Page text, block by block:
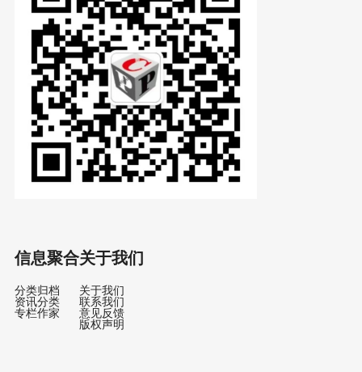
信息聚合
分类归档
资讯分类
专栏作家
关于我们
关于我们
联系我们
意见反馈
版权声明